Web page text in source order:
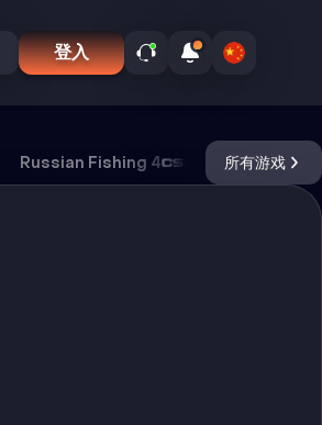
登入
Russian Fishing 4 DayZ
所有游戏